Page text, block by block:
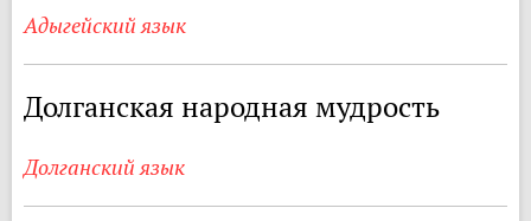
Адыгейский язык
Долганская народная мудрость
Долганский язык